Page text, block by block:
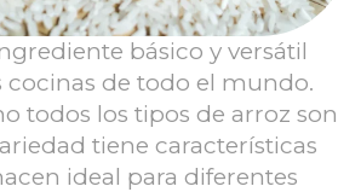
básico y versátil
cocinas de todo el mundo.
todos los tipos de arroz son
tiene características
ideal para diferentes